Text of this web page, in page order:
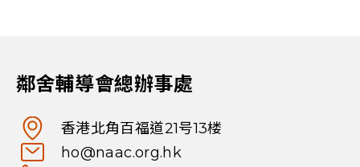
鄰舍輔導會總辦事處
香港北角百福道21号13楼
ho@naac.org.hk